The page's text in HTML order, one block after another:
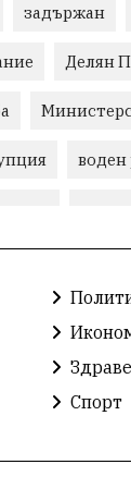
задържан
Делян
МВР
Илияна
ОбществоСпорт